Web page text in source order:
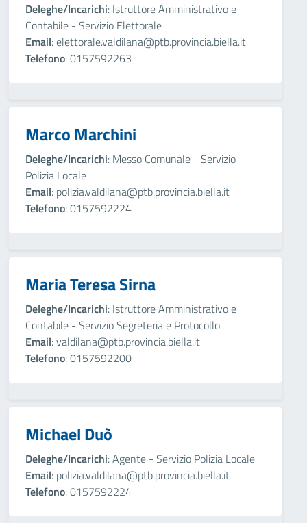
Deleghe/Incarichi: Istruttore Amministrativo e
Contabile - Servizio Elettorale
Email: elettorale.valdilana@ptb.provincia.biella.it
Telefono: 0157592263
Marco Marchini
Deleghe/Incarichi: Messo Comunale - Servizio
Polizia Locale
Email: polizia.valdilana@ptb.provincia.biella.it
Telefono: 0157592224
Maria Teresa Sirna
Deleghe/Incarichi: Istruttore Amministrativo e
Contabile - Servizio Segreteria e Protocollo
Email: valdilana@ptb.provincia.biella.it
Telefono: 0157592200
Michael Duò
Deleghe/Incarichi: Agente - Servizio Polizia Locale
Email: polizia.valdilana@ptb.provincia.biella.it
Telefono: 0157592224